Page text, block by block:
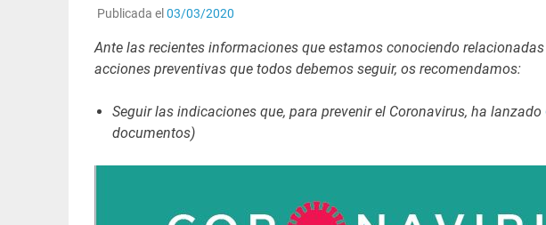
Publicada el 03/03/2020
Ante las recientes informaciones que estamos conociendo
acciones preventivas que todos debemos seguir, os recomendamos:
Seguir las indicaciones que, para prevenir el Coronavirus, ha lanzado
documentos)